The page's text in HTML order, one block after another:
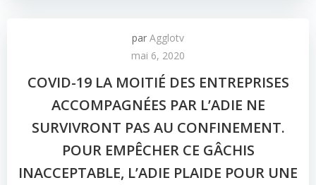
par Agglotv
mai 6, 2020
COVID-19 LA MOITIÉ DES ENTREPRISES
ACCOMPAGNÉES PAR L’ADIE NE
SURVIVRONT PAS AU CONFINEMENT.
POUR EMPÊCHER CE GÂCHIS
INACCEPTABLE, L’ADIE PLAIDE POUR UNE